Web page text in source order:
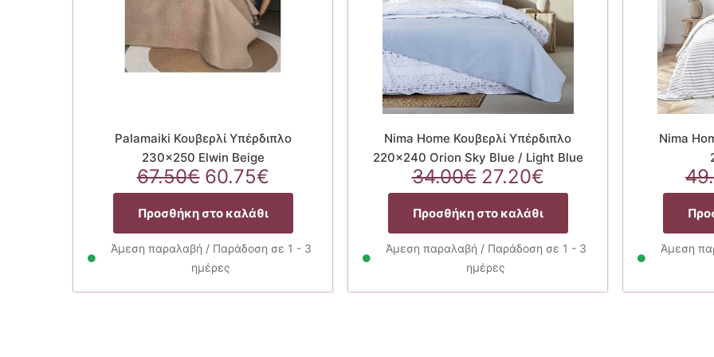
Palamaiki Κουβερλί Υπέρδιπλο
230×250 Elwin Beige
67.50€ Original
price
was:
67.50€.
60.75€Η
τρέχουσα
τιμή
είναι:
60.75€.
Προσθήκη στο καλάθι
Άμεση παραλαβή / Παράδοση σε 1 - 3
ημέρες
Nima Home Κουβερλί Υπέρδιπλο
220×240 Orion Sky Blue / Light Blue
34.00€ Original
price
was:
34.00€.
27.20€Η
τρέχουσα
τιμή
είναι:
27.20€.
Προσθήκη στο καλάθι
Άμεση παραλαβή / Παράδοση σε 1 - 3
ημέρες
Nima
Άμεση